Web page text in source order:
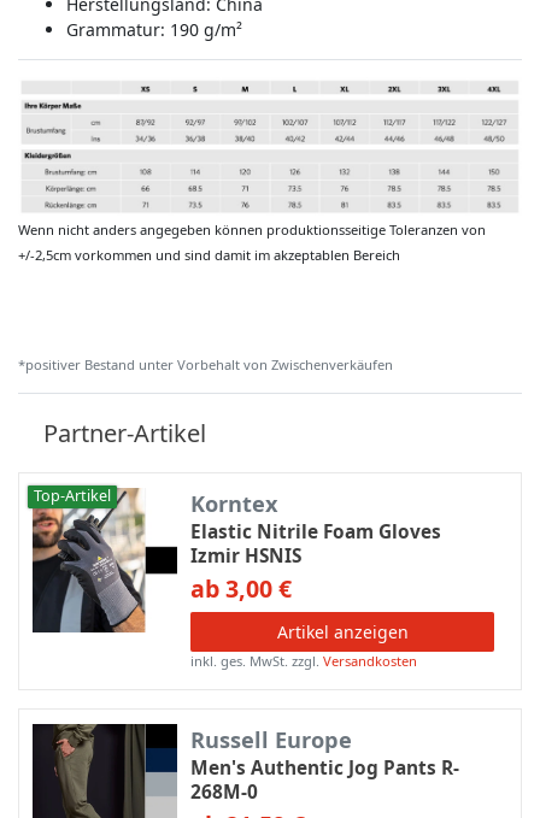
Grammatur: 190 g/m²
Wenn nicht anders angegeben können produktionsseitige Toleranzen von
+/-2,5cm vorkommen und sind damit im akzeptablen Bereich
*positiver Bestand unter Vorbehalt von Zwischenverkäufen
Partner-Artikel
Top-Artikel Korntex
Elastic Nitrile Foam Gloves
Izmir HSNIS
ab 3,00 €
Artikel anzeigen
inkl. ges. MwSt. zzgl.Versandkosten
Russell Europe
Men's Authentic Jog Pants R-
268M-0